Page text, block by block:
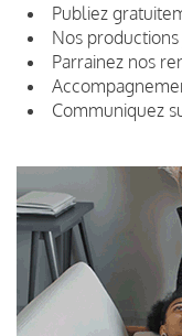
Publiez
Nos
Parrainez nos
Communiquez